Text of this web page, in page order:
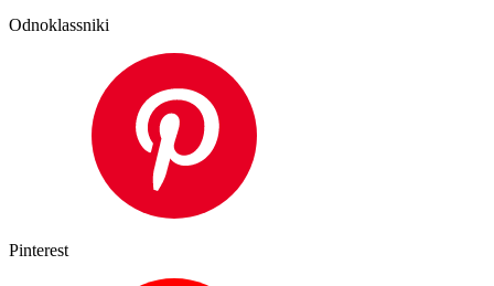
Odnoklassniki
Pinterest